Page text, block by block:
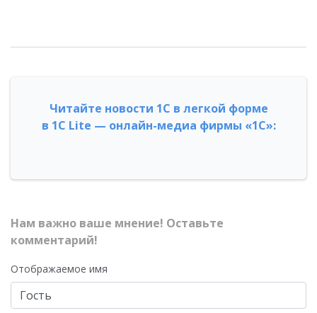
Читайте новости 1С в легкой форме
в 1С Lite — онлайн-медиа фирмы «1С»:
Нам важно ваше мнение! Оставьте
комментарий!
Отображаемое имя